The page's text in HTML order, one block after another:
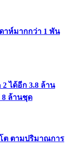
าห์มากกว่า 1 พัน
2 ได้อีก 3.8 ล้าน
8 ล้านชุด
โต ตามปริมาณการ